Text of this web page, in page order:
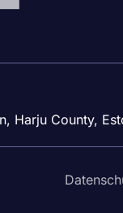
Harju County,